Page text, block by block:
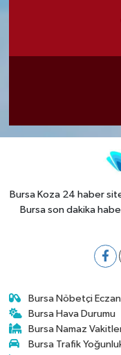
Bursa Koza 24 haber
Bursa son dakika
Bursa Nöbetçi
Bursa Hava Durumu
Bursa Namaz
Bursa Trafik